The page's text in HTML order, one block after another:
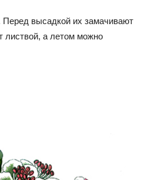
высадкой их замачивают
листвой, а летом можно